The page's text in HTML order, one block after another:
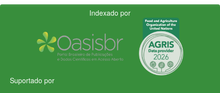
Indexado por
Suportado por